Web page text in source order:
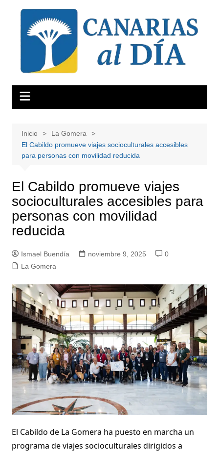
contenido
Inicio
La Gomera
El Cabildo promueve viajes socioculturales accesibles
para personas con movilidad reducida
El Cabildo promueve viajes
socioculturales accesibles para
personas con movilidad
reducida
Ismael Buendía noviembre 9, 2025
0
La Gomera
El Cabildo de La Gomera ha puesto en marcha un
programa de viajes socioculturales dirigidos a